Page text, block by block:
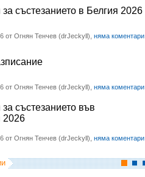
състезанието в Белгия 2026
от Огнян Тенчев (drJeckyll), няма коментари
от Огнян Тенчев (drJeckyll), няма коментари
състезанието във
2026
от Огнян Тенчев (drJeckyll), няма коментари